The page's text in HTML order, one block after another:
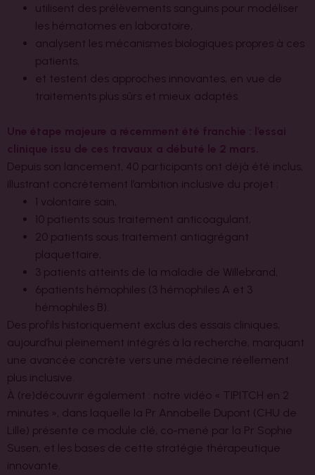
utilisent des prélèvements sanguins pour modéliser
les hématomes en laboratoire,
analysent les mécanismes biologiques propres à ces
patients,
et testent des approches innovantes, en vue de
traitements plus sûrs et mieux adaptés.
Depuis son lancement, 40 participants ont déjà été inclus,
illustrant concrètement l’ambition inclusive du projet :
1 volontaire sain,
10 patients sous traitement anticoagulant,
20 patients sous traitement antiagrégant
plaquettaire,
3 patients atteints de la maladie de Willebrand,
6patients hémophiles (3 hémophiles A et 3
hémophiles B).
Des profils historiquement exclus des essais cliniques,
aujourd’hui pleinement intégrés à la recherche, marquant
une avancée concrète vers une médecine réellement
plus inclusive.
À (re)découvrir également : notre vidéo « TIPITCH en 2
minutes », dans laquelle la Pr Annabelle Dupont (CHU de
Lille) présente ce module clé, co-mené par la Pr Sophie
Susen, et les bases de cette stratégie thérapeutique
innovante.